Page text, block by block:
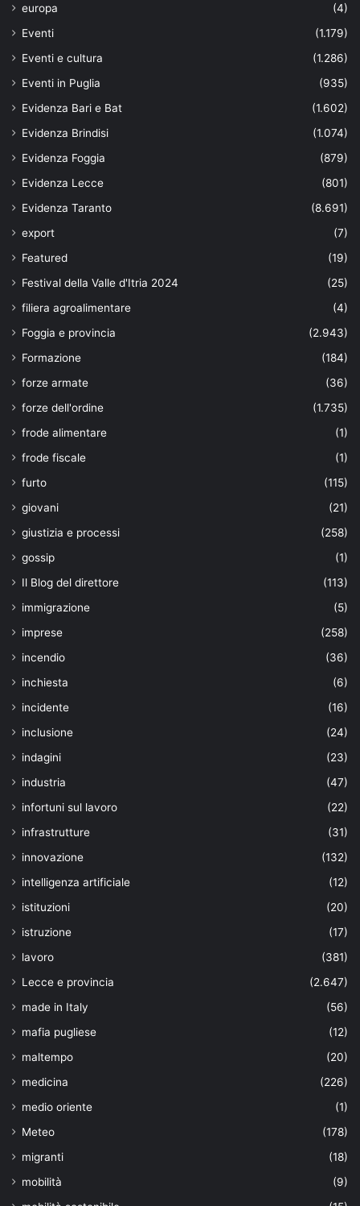
europa
(4)
Eventi
(1.179)
Eventi e cultura
(1.286)
Eventi in Puglia
(935)
Evidenza Bari e Bat
(1.602)
Evidenza Brindisi
(1.074)
Evidenza Foggia
(879)
Evidenza Lecce
(801)
Evidenza Taranto
(8.691)
export
(7)
Featured
(19)
Festival della Valle d'Itria 2024
(25)
filiera agroalimentare
(4)
Foggia e provincia
(2.943)
Formazione
(184)
forze armate
(36)
forze dell'ordine
(1.735)
frode alimentare
(1)
frode fiscale
(1)
furto
(115)
giovani
(21)
giustizia e processi
(258)
gossip
(1)
Il Blog del direttore
(113)
immigrazione
(5)
imprese
(258)
incendio
(36)
inchiesta
(6)
incidente
(16)
inclusione
(24)
indagini
(23)
industria
(47)
infortuni sul lavoro
(22)
infrastrutture
(31)
innovazione
(132)
intelligenza artificiale
(12)
istituzioni
(20)
istruzione
(17)
lavoro
(381)
Lecce e provincia
(2.647)
made in Italy
(56)
mafia pugliese
(12)
maltempo
(20)
medicina
(226)
medio oriente
(1)
Meteo
(178)
migranti
(18)
mobilità
(9)